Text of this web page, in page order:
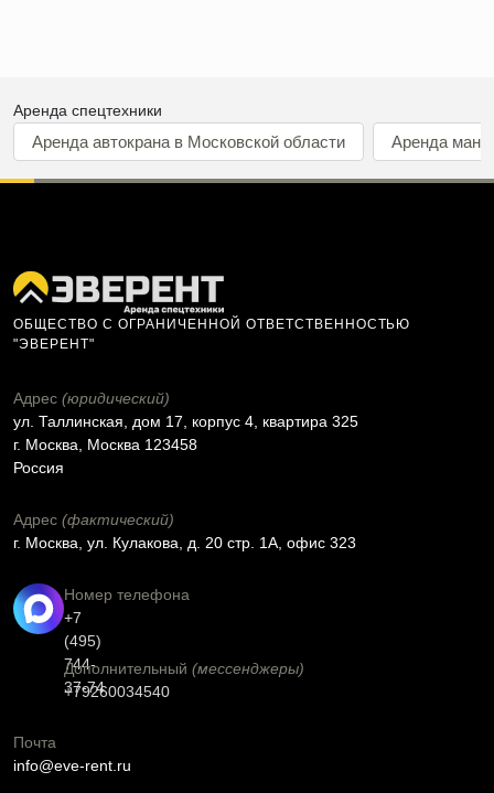
Аренда спецтехники
Аренда автокрана в Московской области Аренда
ОБЩЕСТВО С ОГРАНИЧЕННОЙ ОТВЕТСТВЕННОСТЬЮ
"ЭВЕРЕНТ"
Адрес (юридический)
ул. Таллинская, дом 17, корпус 4, квартира 325
г. Москва, Москва 123458
Россия
Адрес (фактический)
г. Москва, ул. Кулакова, д. 20 стр. 1А, офис 323
Номер телефона
+7
(495)
744-
37-74
Дополнительный (мессенджеры)
+79260034540
Почта
info@eve-rent.ru